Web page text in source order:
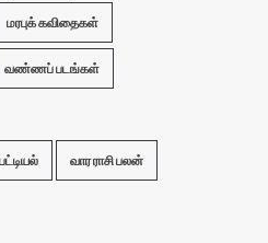
மரபுக் கவிதைகள்
வண்ணப் படங்கள்
வார ராசி பலன்